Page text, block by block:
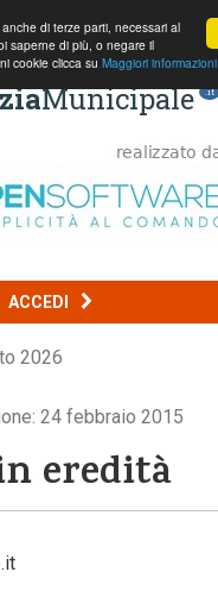
di terze parti, necessari al
saperne di più, o negare il
cookie clicca su Maggiori informazioni
Municipale .it
ACCEDI
2026
24 febbraio 2015
eredità